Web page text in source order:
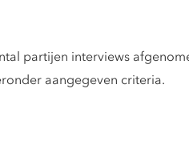
partijen interviews
aangegeven criteria.